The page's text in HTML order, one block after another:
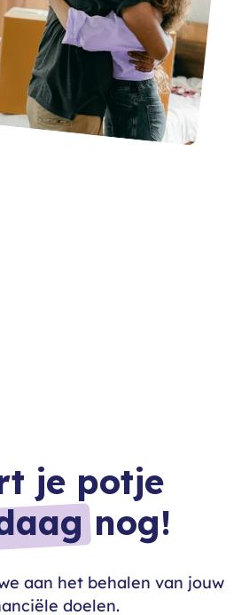
je potje
nog!
aan het behalen van jouw
doelen.